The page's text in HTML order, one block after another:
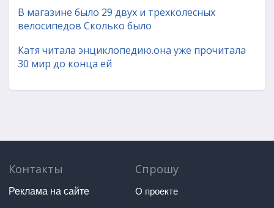
В магазине было 29 двух и трехколесных
велосипедов Сколько было
Катя читала энциклопедию.она уже прочитала
30 мир до конца ей
Контакты
Реклама на сайте
Спрошу
О проекте